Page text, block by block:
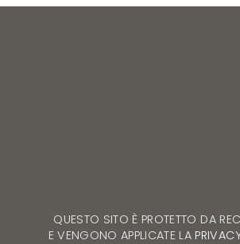
QUESTO SITO È PROTETTO DA
E VENGONO APPLICATE LA